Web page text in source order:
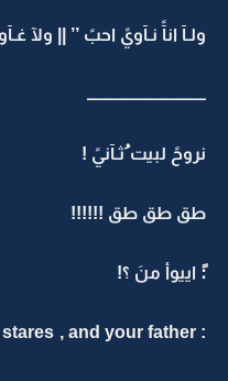
ولـآ انآً نـآويً احبً ’’ || ولآ
ــــــــــــــــــــــــــــــــــــ
نروحً لبيت ُثـآنيً !
طق طق طق !!!!!!
:ً اييوأ منَ ؟!
stares , and your father